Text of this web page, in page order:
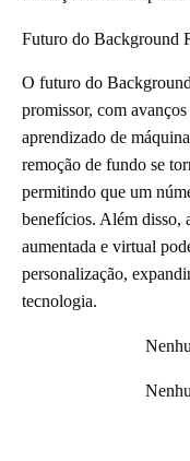
Futuro do Background
O futuro do
promissor, com
aprendizado de
remoção de fundo se
permitindo que um
benefícios. Além disso,
aumentada e virtual
personalização,
tecnologia.